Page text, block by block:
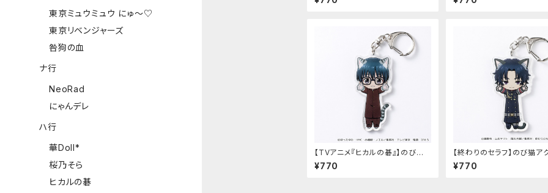
【TVアニメ『ヒカルの碁』】のび猫
アクリルキーホルダー（筒井 公宏）
¥770
【終わりのセラフ】のび猫ア
キーホルダー（一瀬グレン）
¥770
東京ミュウミュウ にゅ～♡
東京リベンジャーズ
咎狗の血
ナ行
NeoRad
にゃんデレ
ハ行
華Doll*
桜乃そら
ヒカルの碁